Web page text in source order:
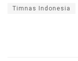
Timnas Indonesia